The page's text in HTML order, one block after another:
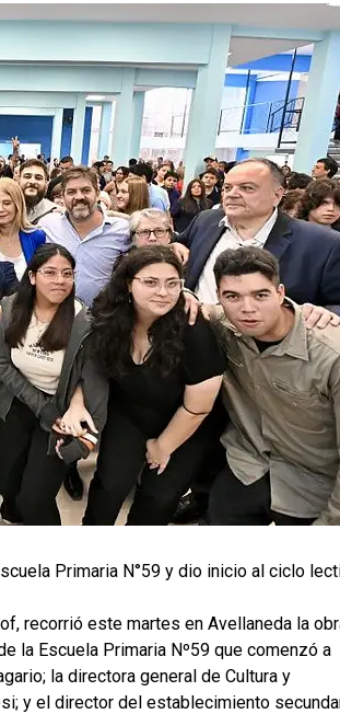
Primaria N°59 y dio inicio al ciclo
recorrió este martes en Avellaneda la
la Escuela Primaria Nº59 que comenzó a
la directora general de Cultura y
y el director del establecimiento